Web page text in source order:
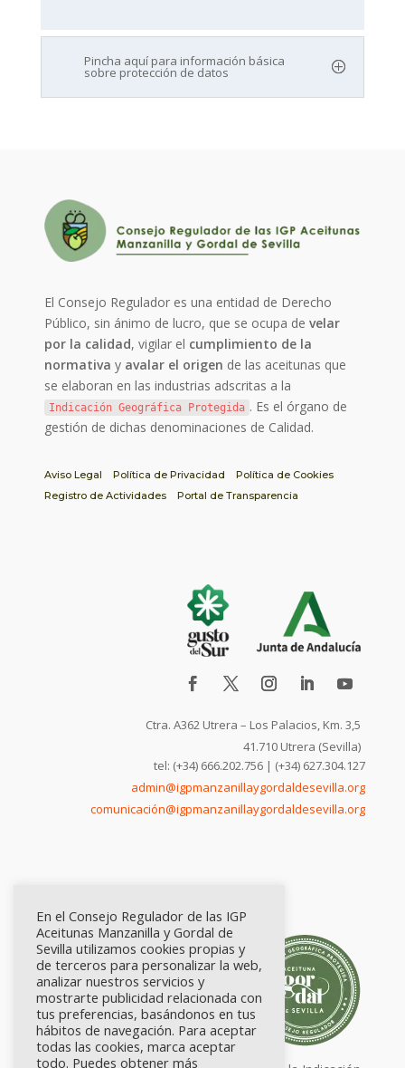
Pincha aquí para información básica
sobre protección de datos
El Consejo Regulador es una entidad de Derecho
Público, sin ánimo de lucro, que se ocupa develar
por la calidad, vigilar el cumplimiento de la
normativa y avalar el origen de las aceitunas que
se elaboran en las industrias adscritas a la
Indicación Geográfica Protegida . Es el órgano de
gestión de dichas denominaciones de Calidad.
Aviso Legal Política de Privacidad
Política de Cookies
Registro de Actividades
Portal de Transparencia
Ctra. A362 Utrera – Los Palacios, Km. 3,5
41.710 Utrera (Sevilla)
tel: (+34) 666.202.756 | (+34) 627.304.127
admin@igpmanzanillaygordaldesevilla.org
comunicación@igpmanzanillaygordaldesevilla.org
En el Consejo Regulador de las IGP
Aceitunas Manzanilla y Gordal de
Sevilla utilizamos cookies propias y
de terceros para personalizar la web,
analizar nuestros servicios y
mostrarte publicidad relacionada con
tus preferencias, basándonos en tus
hábitos de navegación. Para aceptar
todas las cookies, marca aceptar
todo. Puedes obtener más